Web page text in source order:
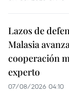
Lazos de
Malasia
cooperación
experto
07/08/2026 04:10